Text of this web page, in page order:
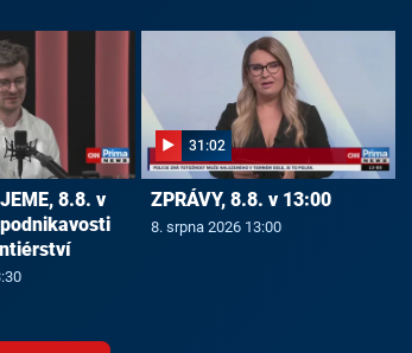
8.8. v
31:02
ZPRÁVY, 8.8. v 13:00
8. srpna 2026 13:00